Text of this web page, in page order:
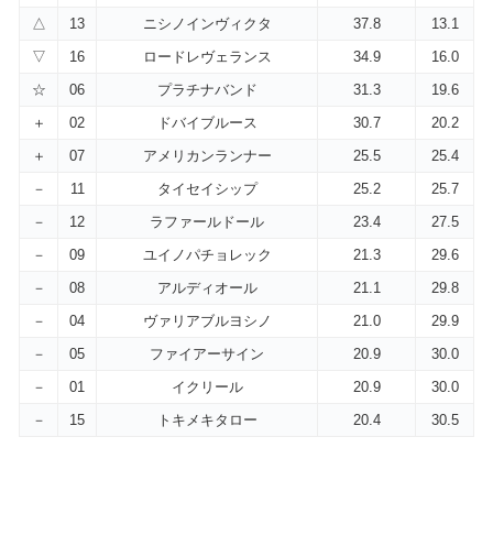
△
13 ニシノインヴィクタ 37.8
13.1
▽
16 ロードレヴェランス 34.9
16.0
☆
06 プラチナバンド 31.3
19.6
＋
02 ドバイブルース 30.7
20.2
＋
07 アメリカンランナー 25.5
25.4
－
11 タイセイシップ 25.2
25.7
－
12 ラファールドール 23.4
27.5
－
09 ユイノパチョレック 21.3
29.6
－
08 アルディオール 21.1
29.8
－
04 ヴァリアブルヨシノ 21.0
29.9
－
05 ファイアーサイン 20.9
30.0
－
01 イクリール 20.9
30.0
－
15 トキメキタロー 20.4 30.5